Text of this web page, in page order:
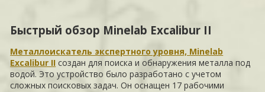
Быстрый обзор Minelab Excalibur II
Металлоискатель экспертного уровня, Minelab
Excalibur II создан для поиска и обнаружения металла под
водой. Это устройство было разработано с учетом
сложных поисковых задач. Он оснащен 17 рабочими